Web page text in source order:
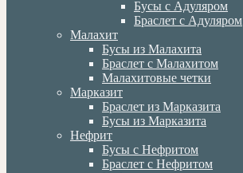
Бусы с Адуляром
Браслет с Адуляром
Малахит
Бусы из Малахита
Браслет с Малахитом
Малахитовые четки
Марказит
Браслет из Марказита
Бусы из Марказита
Нефрит
Бусы с Нефритом
Браслет с Нефритом